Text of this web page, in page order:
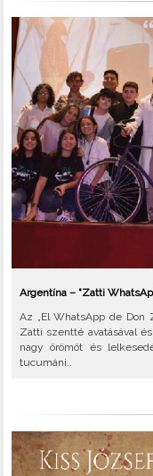
Argentína – "Zatti
Az „El WhatsApp de
Zatti szentté avatásával
nagy örömöt és
tucumáni..